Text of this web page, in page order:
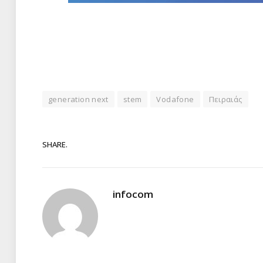
generation next stem Vodafone Πειραιάς
SHARE.
infocom